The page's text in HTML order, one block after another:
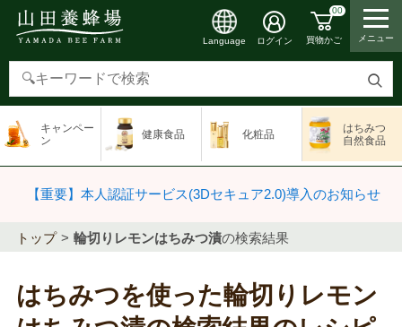
検
す
Language ログイン
00
買物かご メニュー
キャンペー
ン
健康食品 化粧品
はちみつ
自然食品
【重要】本人認証サービス(3Dセキュア2.0)導入のお知らせ
トップ 輪切りレモンはちみつ漬の検索結果
はちみつを使った輪切りレモン